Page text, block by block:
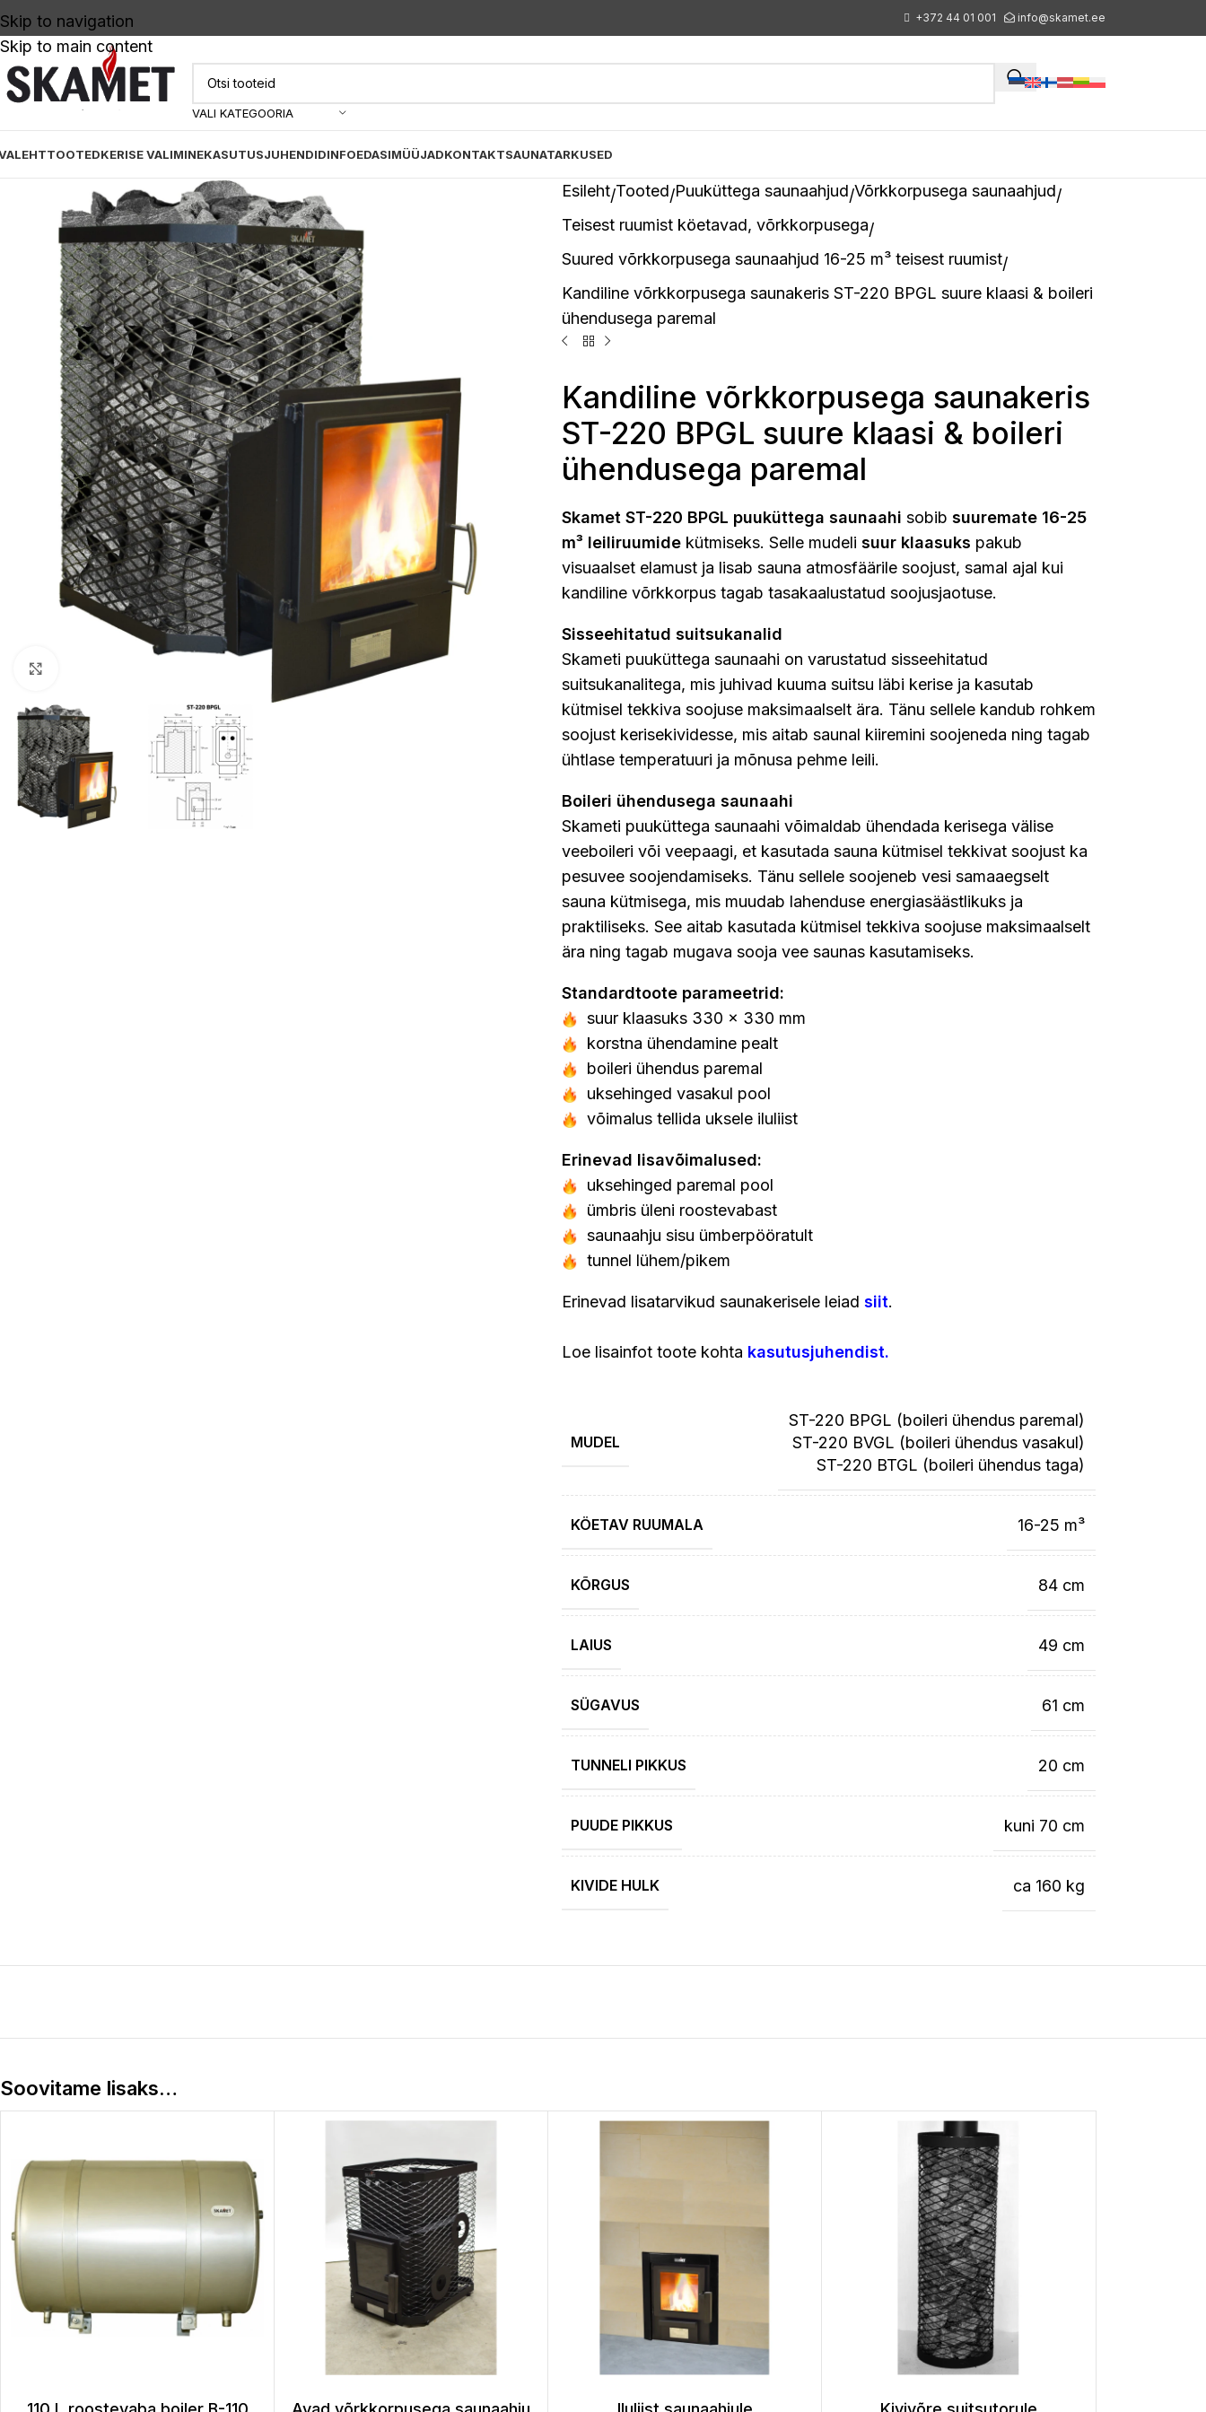
Skip to navigation
Skip to main content
+372 44 01 001 info@skamet.ee
VALI KATEGOORIA
TOOTEDKERISE VALIMINEKASUTUSJUHENDIDINFOEDASIMÜÜJADKONTAKTSAUNATARKUSED
Esileht Tooted Puuküttega saunaahjud Võrkkorpusega saunaahjud
Teisest ruumist köetavad, võrkkorpusega
Suured võrkkorpusega saunaahjud 16-25 m³ teisest ruumist
Kandiline võrkkorpusega saunakeris ST-220 BPGL suure klaasi & boileri
ühendusega paremal
Kandiline võrkkorpusega saunakeris
ST-220 BPGL suure klaasi & boileri
ühendusega paremal
Skamet ST-220 BPGL puuküttega saunaahi sobib suuremate 16-25
m³ leiliruumidekütmiseks. Selle mudeli suur klaasuks pakub
visuaalset elamust ja lisab sauna atmosfäärile soojust, samal ajal kui
kandiline võrkkorpus tagab tasakaalustatud soojusjaotuse.
Sisseehitatud suitsukanalid
Skameti puuküttega saunaahi on varustatud sisseehitatud
suitsukanalitega, mis juhivad kuuma suitsu läbi kerise ja kasutab
kütmisel tekkiva soojuse maksimaalselt ära. Tänu sellele kandub rohkem
soojust kerisekividesse, mis aitab saunal kiiremini soojeneda ning tagab
ühtlase temperatuuri ja mõnusa pehme leili.
Boileri ühendusega saunaahi
Skameti puuküttega saunaahi võimaldab ühendada kerisega välise
veeboileri või veepaagi, et kasutada sauna kütmisel tekkivat soojust ka
pesuvee soojendamiseks. Tänu sellele soojeneb vesi samaaegselt
sauna kütmisega, mis muudab lahenduse energiasäästlikuks ja
praktiliseks. See aitab kasutada kütmisel tekkiva soojuse maksimaalselt
ära ning tagab mugava sooja vee saunas kasutamiseks.
Standardtoote parameetrid:
suur klaasuks 330 x 330 mm
korstna ühendamine pealt
boileri ühendus paremal
uksehinged vasakul pool
võimalus tellida uksele iluliist
Erinevad lisavõimalused:
uksehinged paremal pool
ümbris üleni roostevabast
saunaahju sisu ümberpööratult
tunnel lühem/pikem
Erinevad lisatarvikud saunakerisele leiad siit.
Loe lisainfot toote kohta kasutusjuhendist.
MUDEL
ST-220 BPGL (boileri ühendus paremal)
ST-220 BVGL (boileri ühendus vasakul)
ST-220 BTGL (boileri ühendus taga)
KÖETAV RUUMALA 16-25 m³
KÕRGUS 84 cm
LAIUS 49 cm
SÜGAVUS 61 cm
TUNNELI PIKKUS 20 cm
PUUDE PIKKUS kuni 70 cm
KIVIDE HULK ca 160 kg
Soovitame lisaks…